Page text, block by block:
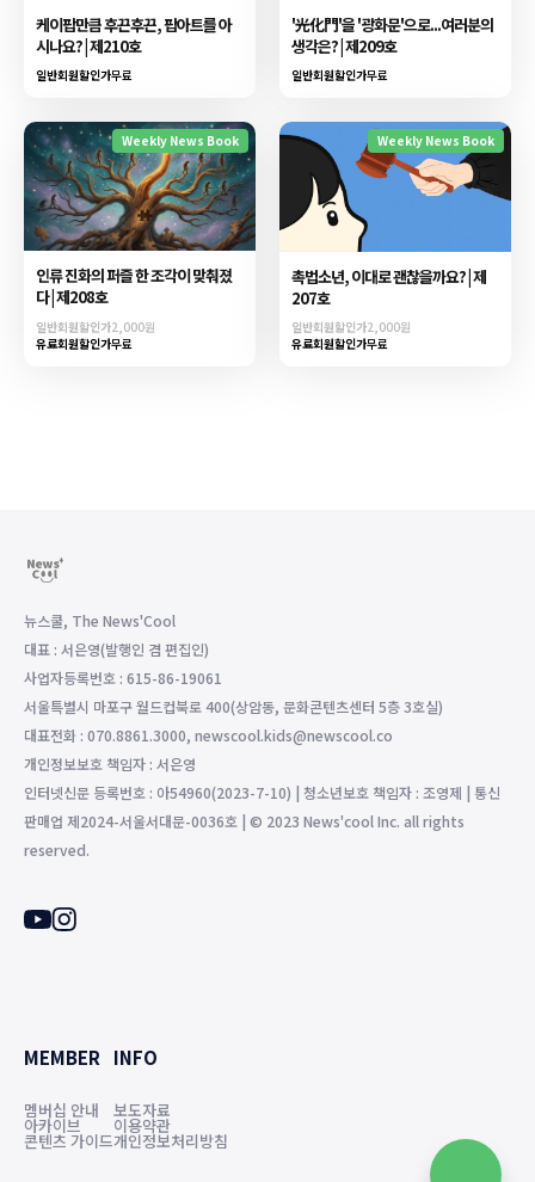
케이팝만큼 후끈후끈, 팝아트를 아
시나요? | 제210호
일반회원할인가무료
'光化門'을 '광화문'으로...여러분의
생각은? | 제209호
일반회원할인가무료
Weekly News Book
인류 진화의 퍼즐 한 조각이 맞춰졌
다 | 제208호
일반회원할인가2,000원
유료회원할인가무료
Weekly News Book
촉법소년, 이대로 괜찮을까요? | 제
207호
일반회원할인가2,000원
유료회원할인가무료
뉴스쿨, The News'Cool
대표 : 서은영(발행인 겸 편집인)
사업자등록번호 : 615-86-19061
서울특별시 마포구 월드컵북로 400(상암동, 문화콘텐츠센터 5층 3호실)
대표전화 : 070.8861.3000, newscool.kids@newscool.co
개인정보보호 책임자 : 서은영
인터넷신문 등록번호 : 아54960(2023-7-10) | 청소년보호 책임자 : 조영제 | 통신
판매업 제2024-서울서대문-0036호 | © 2023 News'cool Inc. all rights
reserved.
MEMBER
멤버십 안내
아카이브
콘텐츠 가이드
INFO
보도자료
이용약관
개인정보처리방침